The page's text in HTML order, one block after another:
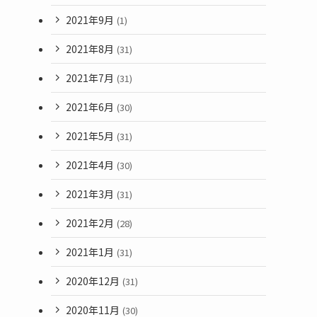
2021年9月 (1)
2021年8月 (31)
2021年7月 (31)
2021年6月 (30)
2021年5月 (31)
2021年4月 (30)
2021年3月 (31)
2021年2月 (28)
2021年1月 (31)
2020年12月 (31)
2020年11月 (30)